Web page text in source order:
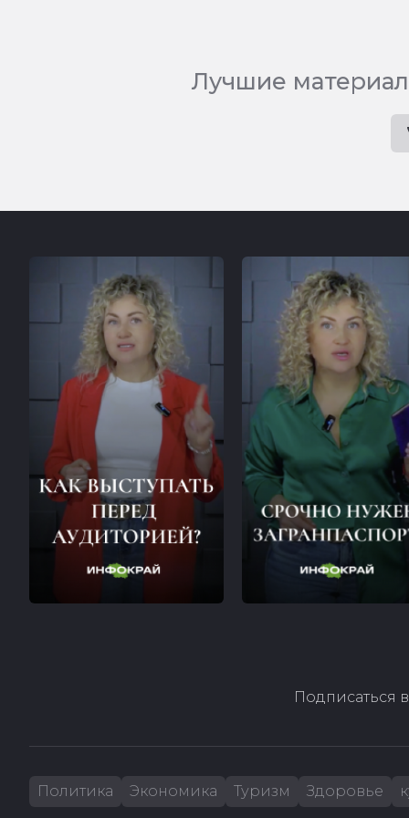
Лучшие
Подписаться
Политика Экономика Туризм Здоровье